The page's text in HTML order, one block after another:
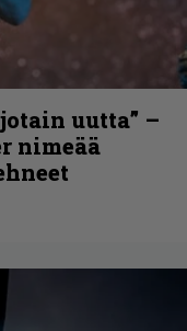
uutta” –
nimeää